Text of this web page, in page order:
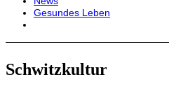
Gesundes Leben
Schwitzkultur